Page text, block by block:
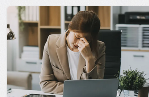
сайт.20:2729 ноя 2022